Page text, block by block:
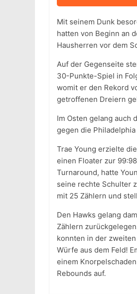
Mit seinem Dunk
hatten von Beginn an
Hausherren vor dem
Auf der Gegenseite
30-Punkte-Spiel in
womit er den Rekord
getroffenen Dreiern
Im Osten gelang auch
gegen die
Trae Young erzielte
einen Floater zur
Turnaround, hatte
seine rechte Schulter
mit 25 Zählern und
Den Hawks gelang
Zählern
konnten in der
Würfe aus dem Feld!
einem
Rebounds auf.